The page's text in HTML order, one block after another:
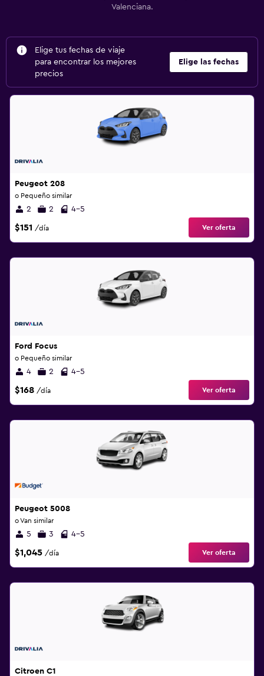
Valenciana.
Elige tus fechas de viaje
para encontrar los mejores
precios
Elige las fechas
Peugeot 208
o Pequeño similar
2 2 4-5
$151 /día Ver oferta
Ford Focus
o Pequeño similar
4 2 4-5
$168 /día Ver oferta
Peugeot 5008
o Van similar
5 3 4-5
$1,045 /día Ver oferta
Citroen C1